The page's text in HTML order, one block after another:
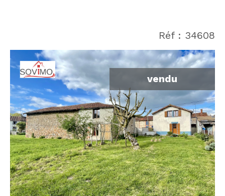
Réf : 34608
vendu